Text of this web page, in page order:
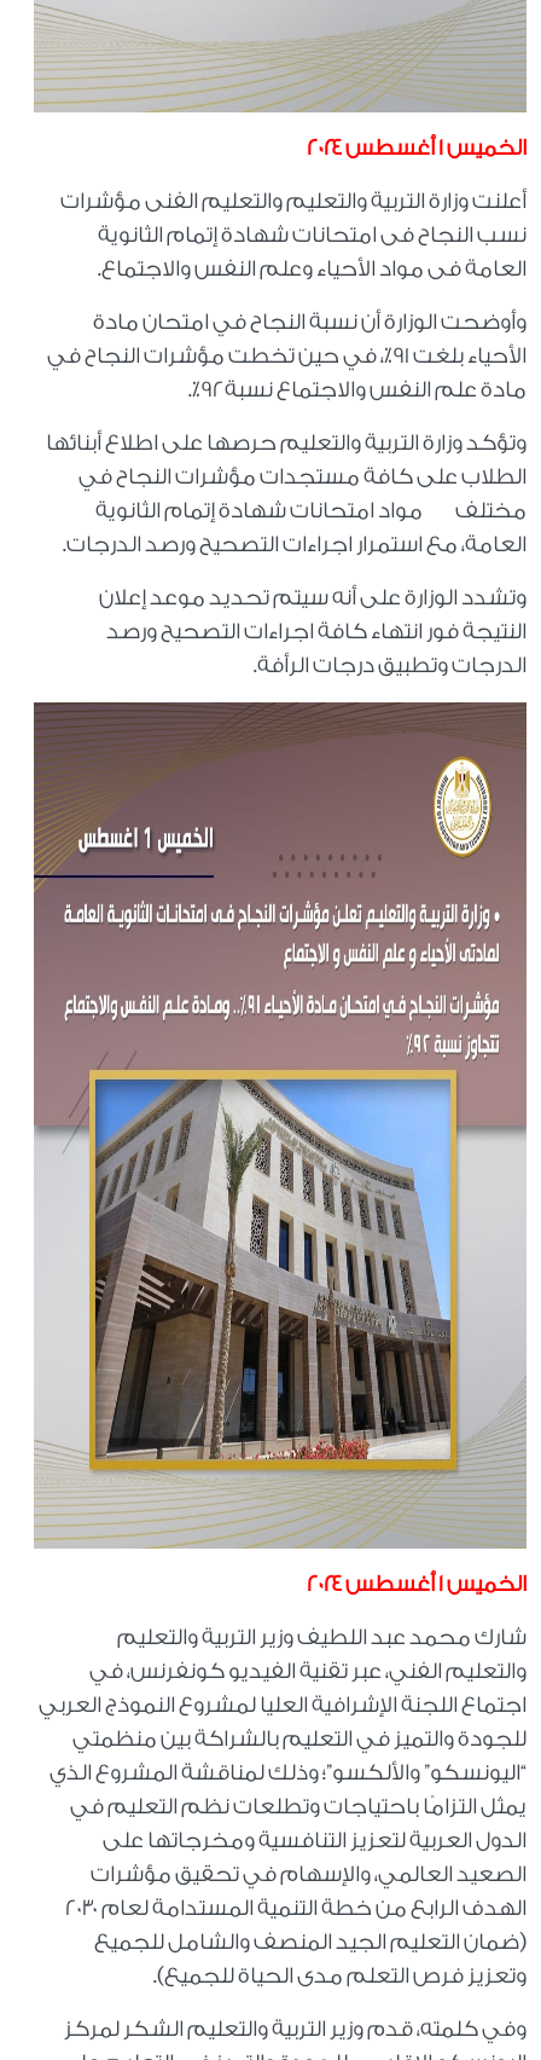
الخميس ١ أغسطس ٢٠٢٤
أعلنت وزارة التربية والتعليم والتعليم الفنى مؤشرات
نسب النجاح فى امتحانات شهادة إتمام الثانوية
العامة فى مواد الأحياء وعلم النفس والاجتماع.
وأوضحت الوزارة أن نسبة النجاح في امتحان مادة
الأحياء بلغت ٩١٪؜، في حين تخطت مؤشرات النجاح في
مادة علم النفس والاجتماع نسبة ٩٢٪؜.
وتؤكد وزارة التربية والتعليم حرصها على اطلاع أبنائها
الطلاب على كافة مستجدات مؤشرات النجاح في
مختلف مواد امتحانات شهادة إتمام الثانوية
العامة، مع استمرار اجراءات التصحيح ورصد الدرجات.
وتشدد الوزارة على أنه سيتم تحديد موعد إعلان
النتيجة فور انتهاء كافة اجراءات التصحيح ورصد
الدرجات وتطبيق درجات الرأفة.
الخميس ١ أغسطس ٢٠٢٤
شارك محمد عبد اللطيف وزير التربية والتعليم
والتعليم الفني، عبر تقنية الفيديو كونفرنس، في
اجتماع اللجنة الإشرافية العليا لمشروع النموذج العربي
للجودة والتميز في التعليم بالشراكة بين منظمتي
“اليونسكو” والألكسو”؛ وذلك لمناقشة المشروع الذي
يمثل التزامًا باحتياجات وتطلعات نظم التعليم في
الدول العربية لتعزيز التنافسية ومخرجاتها على
الصعيد العالمي، والإسهام في تحقيق مؤشرات
الهدف الرابع من خطة التنمية المستدامة لعام ٢٠٣٠
(ضمان التعليم الجيد المنصف والشامل للجميع
وتعزيز فرص التعلم مدى الحياة للجميع).
وفي كلمته، قدم وزير التربية والتعليم الشكر لمركز